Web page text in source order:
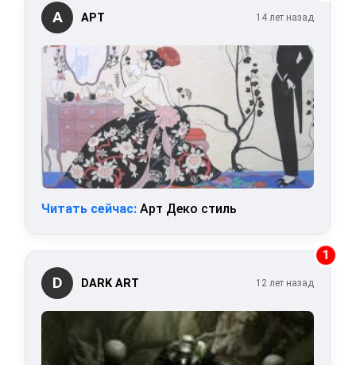
А АРТ 14 лет назад
Читать сейчас: Арт Деко стиль
1
D DARK ART 12 лет назад